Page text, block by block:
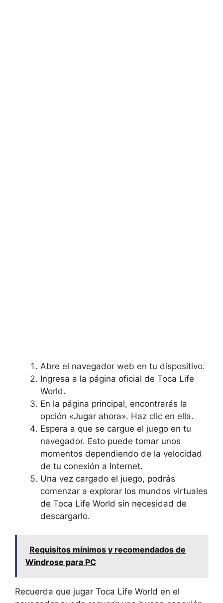
Abre el navegador web en tu dispositivo.
Ingresa a la página oficial de Toca Life
World.
En la página principal, encontrarás la
opción «Jugar ahora». Haz clic en ella.
Espera a que se cargue el juego en tu
navegador. Esto puede tomar unos
momentos dependiendo de la velocidad
de tu conexión a Internet.
Una vez cargado el juego, podrás
comenzar a explorar los mundos virtuales
de Toca Life World sin necesidad de
descargarlo.
Requisitos mínimos y recomendados de
Windrose para PC
Recuerda que jugar Toca Life World en el